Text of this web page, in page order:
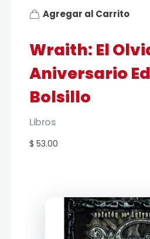
Wraith: El
Aniversario
Bolsillo
$ 53.00
Libros
Agregar al Carrito